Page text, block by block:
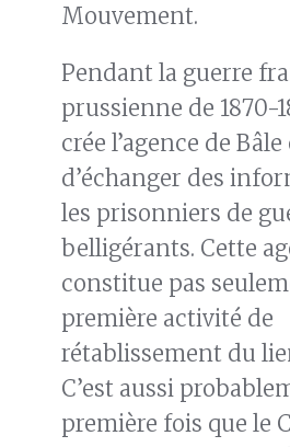
Mouvement.
Pendant la guerre
prussienne de 1870-
crée l’agence de
d’échanger des
les prisonniers de
belligérants. Cette
constitue pas
première activité de
rétablissement du
C’est aussi
première fois que le